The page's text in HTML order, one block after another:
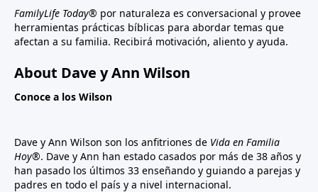
FamilyLife Today® por naturaleza es conversacional y provee
herramientas prácticas bíblicas para abordar temas que
afectan a su familia. Recibirá motivación, aliento y ayuda.
About Dave y Ann Wilson
Conoce a los Wilson
Dave y Ann Wilson son los anfitriones de Vida en Familia
Hoy®. Dave y Ann han estado casados por más de 38 años y
han pasado los últimos 33 enseñando y guiando a parejas y
padres en todo el país y a nivel internacional.